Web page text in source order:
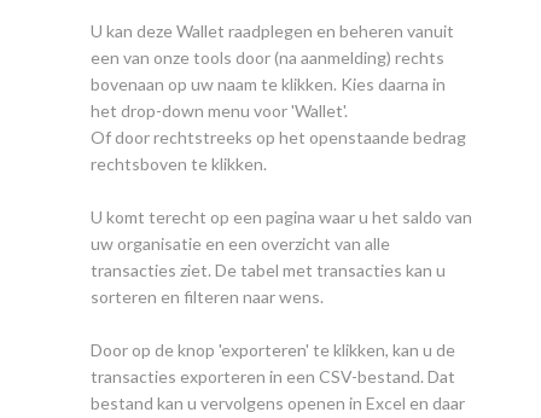
U kan deze Wallet raadplegen en beheren vanuit
een van onze tools door (na aanmelding) rechts
bovenaan op uw naam te klikken. Kies daarna in
het drop-down menu voor 'Wallet'.
Of door rechtstreeks op het openstaande bedrag
rechtsboven te klikken.
U komt terecht op een pagina waar u het saldo van
uw organisatie en een overzicht van alle
transacties ziet. De tabel met transacties kan u
sorteren en filteren naar wens.
Door op de knop 'exporteren' te klikken, kan u de
transacties exporteren in een CSV-bestand. Dat
bestand kan u vervolgens openen in Excel en daar